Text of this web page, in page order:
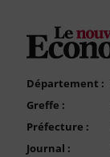
Nous Contacter
Compte PRO
Département :
Greffe :
Préfecture :
Journal :